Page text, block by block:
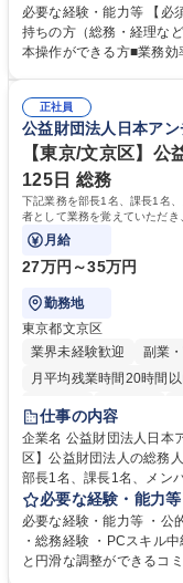
え、車両管理・書類管理
お任せします。 業務効率化や業務改善の提案・推進にも積極的に取り組ん
でいただくことを期待し
設備の保守点検、発注)■
対応等)■業務効率化・改善
集職種 【総務・経理】
業10H
必要な経験・能力等 【必
持ちの方（総務・経理な
本操作ができる方■業務
める方 【魅力】■オリッ
長期間安心して働ける環
平均残業時間も10時間程
現できます 学歴・資格 学歴：大学院 大学 高専 短大 専修学校 高校 語学
力： 資格：
正社員
公益財団法人日本ア
【東京/文京区】公
125日 総務
下記業務を部長1名、課長1名
者として業務を覚えていただき
躍いただくことを期待していま
月給
27万円～35万円
勤務地
東京都文京区
業界未経験歓迎
副業
月平均残業時間20時間
賞与あり
育休あり
食事補助あり
仕事の内容
企業名 公益財団法人日本アンチ・ド
区】公益財団法人の総務人事業務／
部長1名、課長1名、メン
当者として業務を覚えて
ジションとして活躍いただくこと
プの業務内容】 ・人事
怠管理 ・官公庁への各種
必要な経験・能力等
必要な経験・能力等 ・公
・総務経験 ・PCスキル
と円滑な調整ができるコミュ